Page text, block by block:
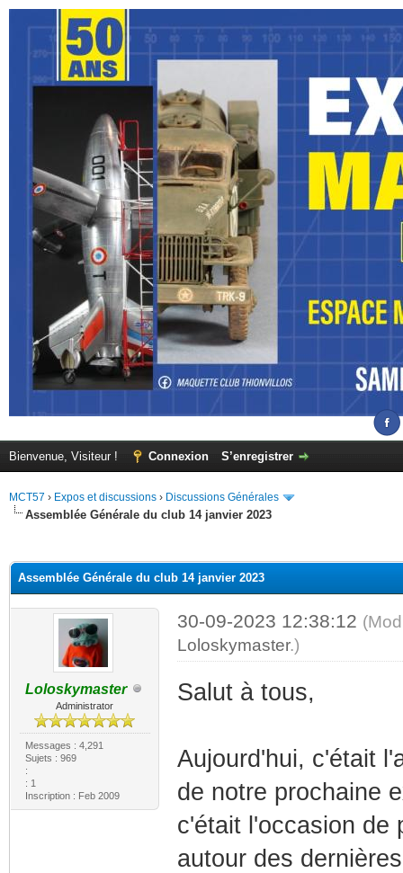
Bienvenue, Visiteur ! Connexion S’enregistrer
MCT57 › Expos et discussions › Discussions Générales
Assemblée Générale du club 14 janvier 2023
Assemblée Générale du club 14 janvier 2023
Loloskymaster
Administrator
Messages : 4,291
Sujets : 969
:
: 1
Inscription : Feb 2009
30-09-2023 12:38:12
Loloskymaster.)
Salut à tous,
Aujourd'hui, c'était
de notre prochaine
c'était l'occasion de
autour des